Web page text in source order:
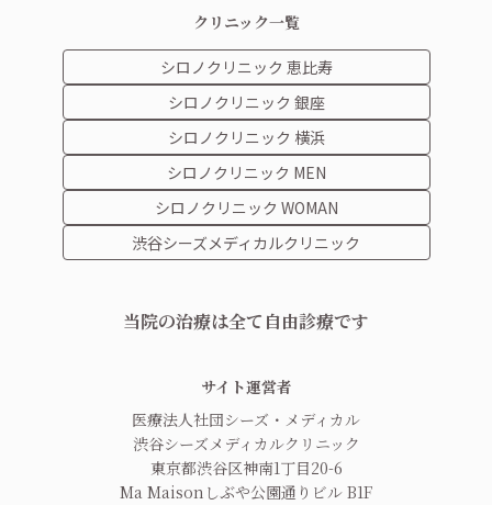
クリニック一覧
シロノクリニック 恵比寿
シロノクリニック 銀座
シロノクリニック 横浜
シロノクリニック MEN
シロノクリニック WOMAN
渋谷シーズメディカルクリニック
当院の治療は全て自由診療です
サイト運営者
医療法人社団シーズ・メディカル
渋谷シーズメディカルクリニック
東京都渋谷区神南1丁目20-6
Ma Maisonしぶや公園通りビル B1F